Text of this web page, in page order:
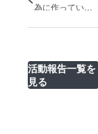
為に作っていた
活動報告一覧を
見る